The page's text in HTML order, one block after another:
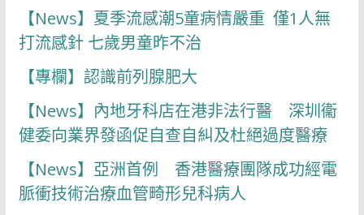
【News】夏季流感潮5童病情嚴重 僅1人無
打流感針 七歲男童昨不治
【專欄】認識前列腺肥大
【News】內地牙科店在港非法行醫 深圳衞
健委向業界發函促自查自糾及杜絕過度醫療
【News】亞洲首例 香港醫療團隊成功經電
脈衝技術治療血管畸形兒科病人